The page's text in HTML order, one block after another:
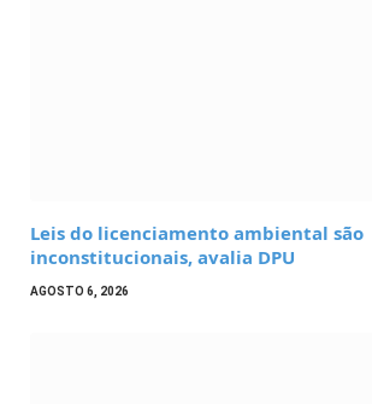
Leis do licenciamento ambiental são
inconstitucionais, avalia DPU
AGOSTO 6, 2026